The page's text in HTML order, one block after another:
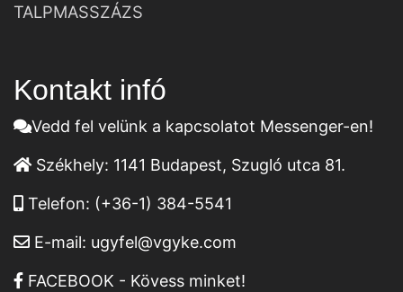
TALPMASSZÁZS
Kontakt infó
Vedd fel velünk a kapcsolatot Messenger-en!
Székhely: 1141 Budapest, Szugló utca 81.
Telefon: (+36-1) 384-5541
E-mail: ugyfel@vgyke.com
FACEBOOK - Kövess minket!